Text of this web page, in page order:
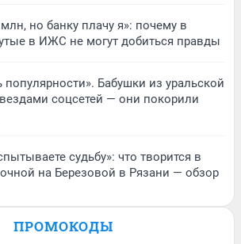
но банку плачу я»: почему в
в ИЖС не могут добиться правды
популярности». Бабушки из уральской
соцсетей — они покорили
судьбу»: что творится в
на Березовой в Рязани — обзор
ПРОМОКОДЫ